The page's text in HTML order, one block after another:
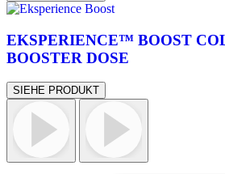
EKSPERIENCE™ BOOST
BOOSTER DOSE
SIEHE PRODUKT